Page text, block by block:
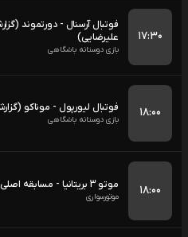
۱۷:۳۰
فوتبال آرسنال - دورتموند
علیرضایی)
بازی دوستانه باشگاهی
۱۸:۰۰ فوتبال لیورپول - موناکو
بازی دوستانه باشگاهی
۱۸:۰۰ موتو 3 بریتانیا - مسابقه اصلی
موتورسواری